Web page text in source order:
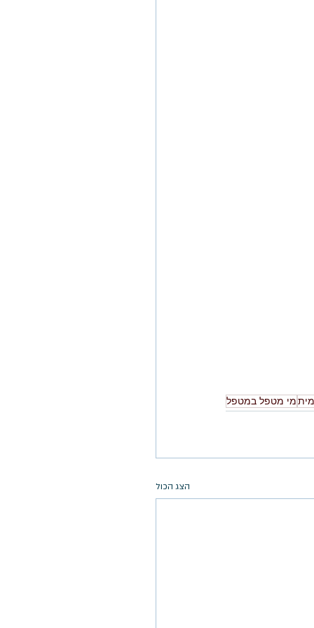
מי מטפל במטפל
הצג הכול